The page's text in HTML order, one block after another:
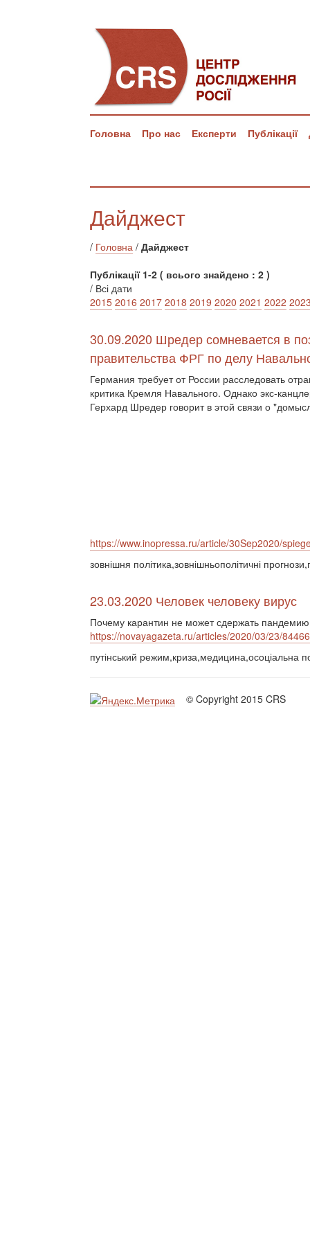
Головна Про нас Експерти Публікації
Дайджест
/ Головна / Дайджест
Публікації 1-2 ( всього знайдено : 2 )
/ Всі дати
2015 2016 2017 2018 2019 2020 2021 2022
30.09.2020 Шредер сомневается в
правительства ФРГ по делу
Германия требует от России расследовать
критика Кремля Навального. Однако экс-
Герхард Шредер говорит в этой связи о
https://www.inopressa.ru/article/30Sep2020/
зовнішня політика,зовнішньополітичні
23.03.2020 Человек человеку вирус
Почему карантин не может сдержать
https://novayagazeta.ru/articles/2020/03/23/
путінський режим,криза,медицина,осоціальна
© Copyright 2015 CRS